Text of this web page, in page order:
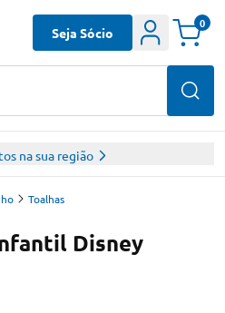
Seja Sócio
0
na sua região
Toalhas
Disney